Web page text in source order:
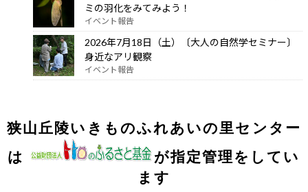
ミの羽化をみてみよう！
イベント報告
2026年7月18日（土）〔大人の自然学セミナー〕
身近なアリ観察
イベント報告
狭山丘陵いきものふれあいの里センター
は
が指定管理をしてい
ます